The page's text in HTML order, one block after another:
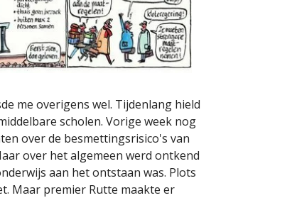
me overigens wel. Tijdenlang hield
scholen. Vorige week nog
over de besmettingsrisico's van
over het algemeen werd ontkend
aan het ontstaan was. Plots
Maar premier Rutte maakte er